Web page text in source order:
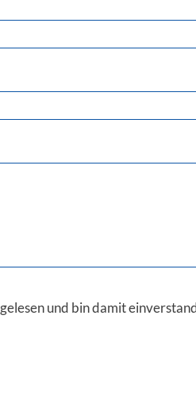
gelesen und bin damit